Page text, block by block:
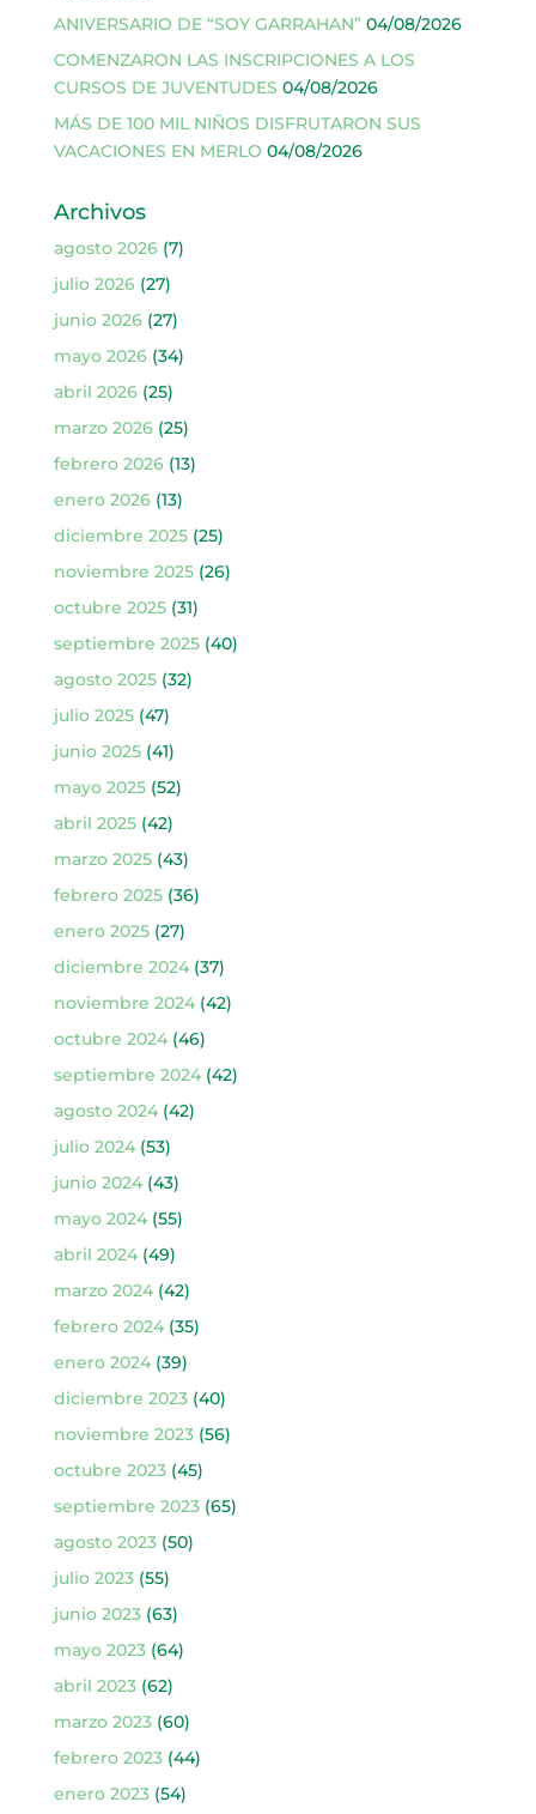
ANIVERSARIO DE “SOY GARRAHAN” 04/08/2026
COMENZARON LAS INSCRIPCIONES A LOS
CURSOS DE JUVENTUDES 04/08/2026
MÁS DE 100 MIL NIÑOS DISFRUTARON SUS
VACACIONES EN MERLO 04/08/2026
Archivos
agosto 2026(7)
julio 2026(27)
junio 2026(27)
mayo 2026(34)
abril 2026(25)
marzo 2026(25)
febrero 2026(13)
enero 2026(13)
diciembre 2025(25)
noviembre 2025(26)
octubre 2025(31)
septiembre 2025(40)
agosto 2025(32)
julio 2025(47)
junio 2025(41)
mayo 2025(52)
abril 2025(42)
marzo 2025(43)
febrero 2025(36)
enero 2025(27)
diciembre 2024(37)
noviembre 2024(42)
octubre 2024(46)
septiembre 2024(42)
agosto 2024(42)
julio 2024(53)
junio 2024(43)
mayo 2024(55)
abril 2024(49)
marzo 2024(42)
febrero 2024(35)
enero 2024(39)
diciembre 2023(40)
noviembre 2023(56)
octubre 2023(45)
septiembre 2023(65)
agosto 2023(50)
julio 2023(55)
junio 2023(63)
mayo 2023(64)
abril 2023(62)
marzo 2023(60)
febrero 2023(44)
enero 2023(54)